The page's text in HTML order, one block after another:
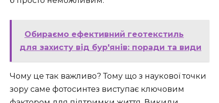
Обираємо ефективний геотекстиль
для захисту від бур'янів: поради та види
Чому це так важливо? Тому що з наукової точки
зору саме фотосинтез виступає ключовим